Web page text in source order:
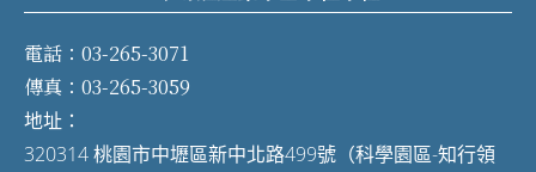
電話：03-265-3071
傳真：03-265-3059
地址：
320314 桃園市中壢區新中北路499號（科學園區-知行領